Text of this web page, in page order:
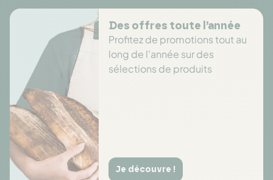
Des offres toute l’année
Profitez de promotions tout au
long de l'année sur des
sélections de produits
Je découvre !